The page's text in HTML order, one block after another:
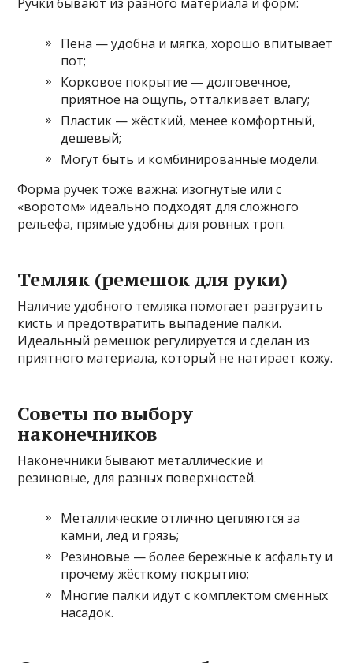
Пена — удобна и мягка, хорошо впитывает
пот;
Корковое покрытие — долговечное,
приятное на ощупь, отталкивает влагу;
Пластик — жёсткий, менее комфортный,
дешевый;
Могут быть и комбинированные модели.
Форма ручек тоже важна: изогнутые или с
«воротом» идеально подходят для сложного
рельефа, прямые удобны для ровных троп.
Темляк (ремешок для руки)
Наличие удобного темляка помогает разгрузить
кисть и предотвратить выпадение палки.
Идеальный ремешок регулируется и сделан из
приятного материала, который не натирает кожу.
Советы по выбору
наконечников
Наконечники бывают металлические и
резиновые, для разных поверхностей.
Металлические отлично цепляются за
камни, лед и грязь;
Резиновые — более бережные к асфальту и
прочему жёсткому покрытию;
Многие палки идут с комплектом сменных
насадок.